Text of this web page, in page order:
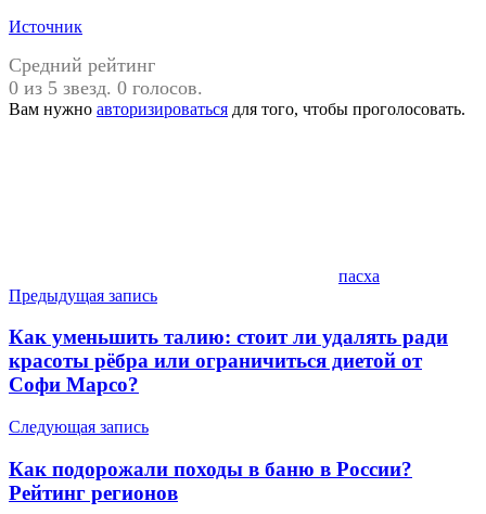
Источник
Средний рейтинг
0 из 5 звезд. 0 голосов.
Вам нужно авторизироваться для того, чтобы проголосовать.
пасха
Навигация
по
записям
Предыдущая запись
Как уменьшить талию: стоит ли удалять ради
красоты рёбра или ограничиться диетой от
Софи Марсо?
Следующая запись
Как подорожали походы в баню в России?
Рейтинг регионов